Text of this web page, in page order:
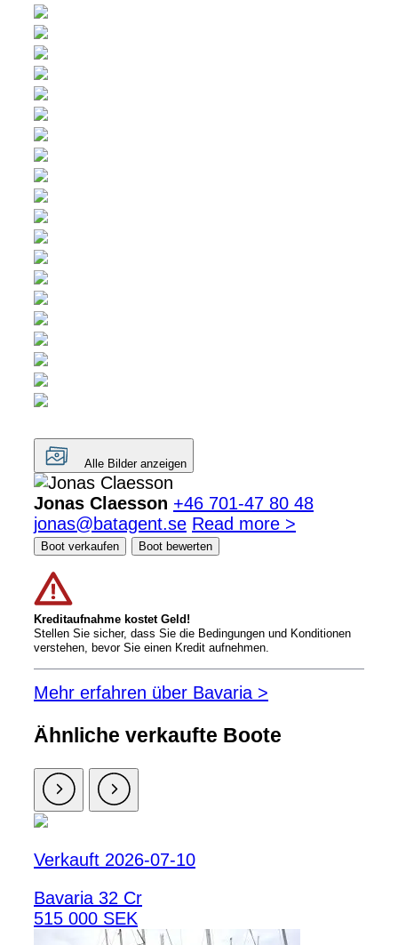
Alle Bilder anzeigen
Jonas Claesson +46 701-47 80 48
jonas@batagent.se Read more >
Boot verkaufen Boot bewerten
Kreditaufnahme kostet Geld!
Stellen Sie sicher, dass Sie die Bedingungen und Konditionen
verstehen, bevor Sie einen Kredit aufnehmen.
Mehr erfahren über Bavaria >
Ähnliche verkaufte Boote
Verkauft 2026-07-10
Bavaria 32 Cr
515 000 SEK